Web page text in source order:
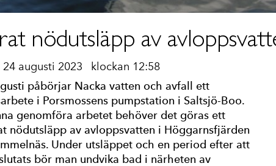
nödutsläpp av
augusti 2023 klockan 12:58
påbörjar Nacka vatten och avfall ett
i Porsmossens pumpstation i Saltsjö-Boo.
genomföra arbetet behöver det göras ett
nödutsläpp av avloppsvatten i Höggarnsfjärden
Under utsläppet och en period efter att
bör man undvika bad i närheten av